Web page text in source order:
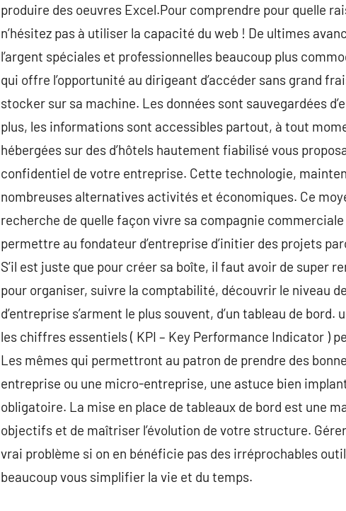
produire des oeuvres Excel.Pour comprendre pour quelle
n’hésitez pas à utiliser la capacité du web ! De ultimes
l’argent spéciales et professionnelles beaucoup plus
qui offre l’opportunité au dirigeant d’accéder sans grand
stocker sur sa machine. Les données sont sauvegardées
plus, les informations sont accessibles partout, à tout
hébergées sur des d’hôtels hautement fiabilisé vous
confidentiel de votre entreprise. Cette technologie,
nombreuses alternatives activités et économiques. Ce
recherche de quelle façon vivre sa compagnie
permettre au fondateur d’entreprise d’initier des projets
S’il est juste que pour créer sa boîte, il faut avoir de super
pour organiser, suivre la comptabilité, découvrir le niveau
d’entreprise s’arment le plus souvent, d’un tableau de
les chiffres essentiels ( KPI – Key Performance Indicator )
Les mêmes qui permettront au patron de prendre des
entreprise ou une micro-entreprise, une astuce bien
obligatoire. La mise en place de tableaux de bord est une
objectifs et de maîtriser l’évolution de votre structure.
vrai problème si on en bénéficie pas des irréprochables
beaucoup vous simplifier la vie et du temps.